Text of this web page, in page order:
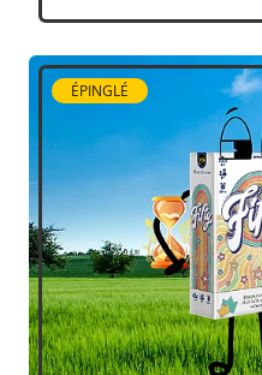
! Pour en savoir
[…]
ÉPINGLÉ